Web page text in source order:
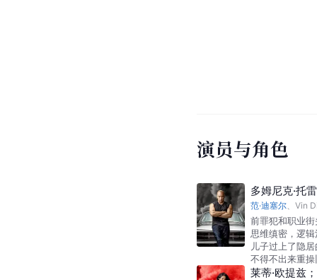
演员与角色
多姆尼克·托
范·迪塞尔 Vin
前罪犯和职业
思维缜密，逻
儿子过上了隐
不得不出来重操
莱蒂·欧提兹